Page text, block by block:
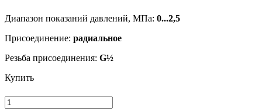
Диапазон показаний давлений, МПа: 0...2,5
Присоединение: радиальное
Резьба присоединения: G½
Купить